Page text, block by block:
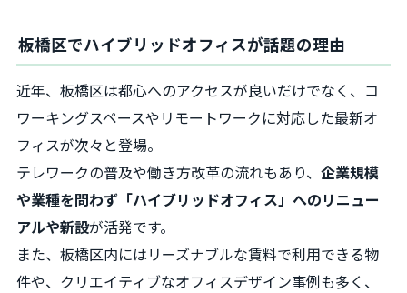
板橋区でハイブリッドオフィスが話題の理由
近年、板橋区は都心へのアクセスが良いだけでなく、コ
ワーキングスペースやリモートワークに対応した最新オ
フィスが次々と登場。
テレワークの普及や働き方改革の流れもあり、 企業規模
や業種を問わず「ハイブリッドオフィス」へのリニュー
アルや新設が活発です。
また、板橋区内にはリーズナブルな賃料で利用できる物
件や、クリエイティブなオフィスデザイン事例も多く、